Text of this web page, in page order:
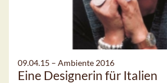
09.04.15 – Ambiente 2016
Eine Designerin für Italien